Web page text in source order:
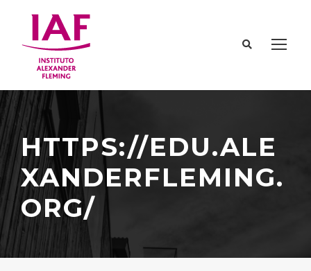
HTTPS://EDU.ALE
XANDERFLEMING.
ORG/